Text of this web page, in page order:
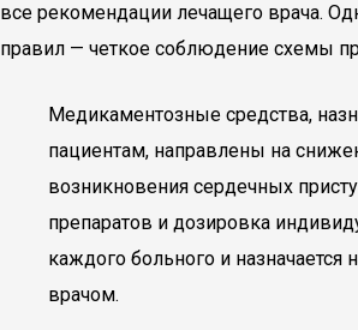
все рекомендации лечащего врача.
правил — четкое соблюдение схемы
Медикаментозные средства,
пациентам, направлены на
возникновения сердечных
препаратов и дозировка
каждого больного и
врачом.